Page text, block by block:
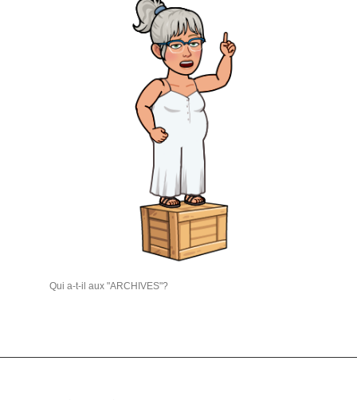
Qui a-t-il aux "ARCHIVES"?